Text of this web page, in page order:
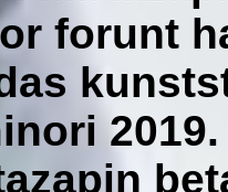
forunt